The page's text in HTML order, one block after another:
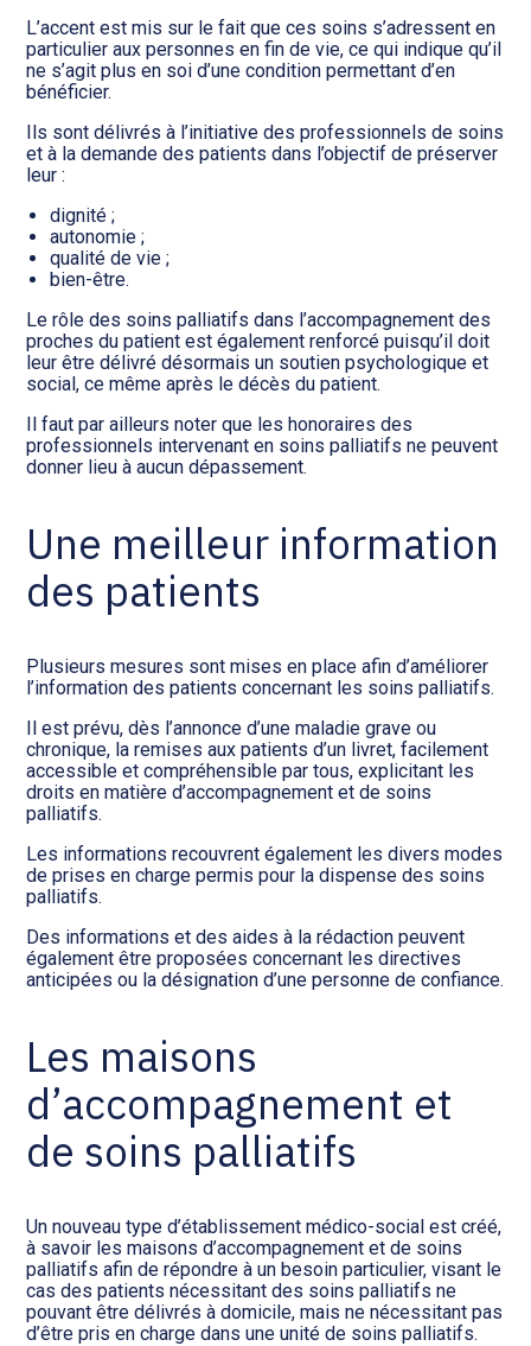
L’accent est mis sur le fait que ces soins s’adressent en
particulier aux personnes en fin de vie, ce qui indique qu’il
ne s’agit plus en soi d’une condition permettant d’en
bénéficier.
Ils sont délivrés à l’initiative des professionnels de soins
et à la demande des patients dans l’objectif de préserver
leur :
dignité ;
autonomie ;
qualité de vie ;
bien-être.
Le rôle des soins palliatifs dans l’accompagnement des
proches du patient est également renforcé puisqu’il doit
leur être délivré désormais un soutien psychologique et
social, ce même après le décès du patient.
Il faut par ailleurs noter que les honoraires des
professionnels intervenant en soins palliatifs ne peuvent
donner lieu à aucun dépassement.
Une meilleur information
des patients
Plusieurs mesures sont mises en place afin d’améliorer
l’information des patients concernant les soins palliatifs.
Il est prévu, dès l’annonce d’une maladie grave ou
chronique, la remises aux patients d’un livret, facilement
accessible et compréhensible par tous, explicitant les
droits en matière d’accompagnement et de soins
palliatifs.
Les informations recouvrent également les divers modes
de prises en charge permis pour la dispense des soins
palliatifs.
Des informations et des aides à la rédaction peuvent
également être proposées concernant les directives
anticipées ou la désignation d’une personne de confiance.
Les maisons
d’accompagnement et
de soins palliatifs
Un nouveau type d’établissement médico-social est créé,
à savoir les maisons d’accompagnement et de soins
palliatifs afin de répondre à un besoin particulier, visant le
cas des patients nécessitant des soins palliatifs ne
pouvant être délivrés à domicile, mais ne nécessitant pas
d’être pris en charge dans une unité de soins palliatifs.